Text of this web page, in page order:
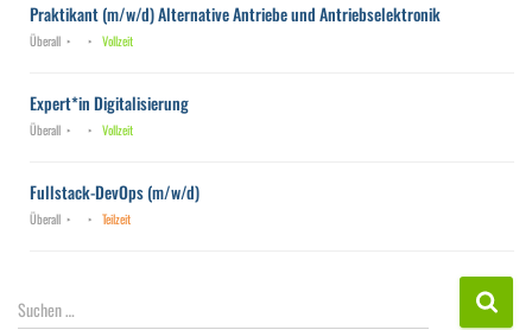
Praktikant (m/w/d) Alternative Antriebe und Antriebselektronik
Überall Vollzeit
Expert*in Digitalisierung
Überall Vollzeit
Fullstack-DevOps (m/w/d)
Überall Teilzeit
S
u
Suchen …